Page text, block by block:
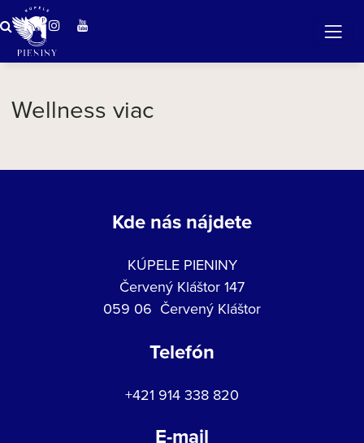
Wellness viac
Kde nás nájdete
KÚPELE PIENINY
Červený Kláštor 147
059 06 Červený Kláštor
Telefón
+421 914 338 820
E-mail